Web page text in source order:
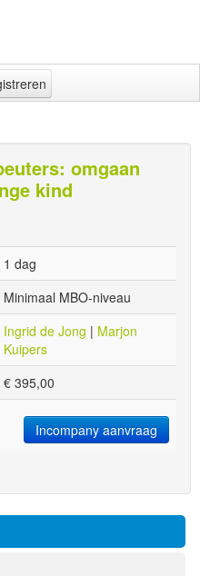
omgaan
kind
1 dag
Minimaal MBO-niveau
Ingrid de Jong | Marjon
Kuipers
€ 395,00
Incompany aanvraag